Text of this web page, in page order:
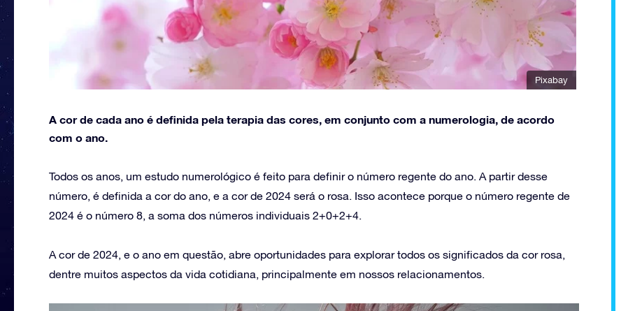
Pixabay
A cor de cada ano é definida pela terapia das cores, em conjunto com a numerologia, de acordo
com o ano.
Todos os anos, um estudo numerológico é feito para definir o número regente do ano. A partir desse
número, é definida a cor do ano, e a cor de 2024 será o rosa. Isso acontece porque o número regente de
2024 é o número 8, a soma dos números individuais 2+0+2+4.
A cor de 2024, e o ano em questão, abre oportunidades para explorar todos os significados da cor rosa,
dentre muitos aspectos da vida cotidiana, principalmente em nossos relacionamentos.